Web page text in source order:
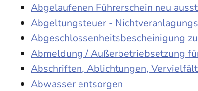
Abgelaufenen Führerschein neu
Abgeltungsteuer -
Abgeschlossenheitsbescheinigung
Abmeldung / Außerbetriebsetzung
Abschriften, Ablichtungen,
Abwasser entsorgen